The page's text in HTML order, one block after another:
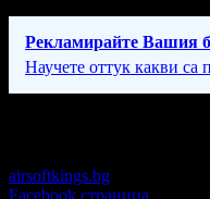
Рекламирайте Вашия
Научете оттук какви са
airsoftkings.bg
Facebook страница